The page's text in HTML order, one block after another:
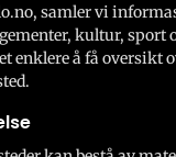
samler vi
kultur, sport
enklere å få oversikt